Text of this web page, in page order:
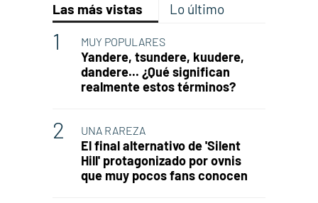
Las más vistas Lo último
MUY POPULARES
Yandere, tsundere, kuudere,
dandere... ¿Qué significan
realmente estos términos?
UNA RAREZA
El final alternativo de 'Silent
Hill' protagonizado por ovnis
que muy pocos fans conocen